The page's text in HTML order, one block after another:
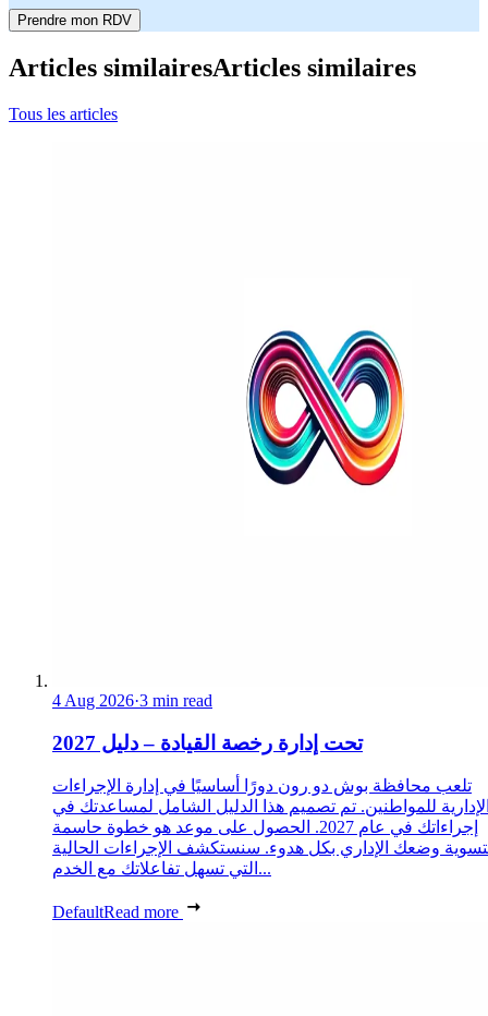
Prendre mon RDV
Articles similairesArticles similaires
Tous les articles
4 Aug 2026·3 min read
تحت إدارة رخصة القيادة – دليل 2027
تلعب محافظة بوش دو رون دورًا أساسيًا في إدارة الإجراءات
للمواطنين. تم تصميم هذا الدليل الشامل لمساعدتك في
إجراءاتك في عام 2027. الحصول على موعد هو خطوة حاسمة
وضعك الإداري بكل هدوء. سنستكشف الإجراءات الحالية
التي تسهل تفاعلاتك مع الخدم...
DefaultRead more